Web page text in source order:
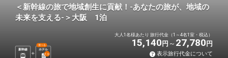
＜新幹線の旅で地域創生に貢献！-あなたの旅が、地域の
未来を支える-＞大阪 1泊
新幹線 ホテル
選べる
1 泊
大人1名様あたり 旅行代金（1～4名1室・税込）
15,140 円 27,780 円
表示旅行代金について